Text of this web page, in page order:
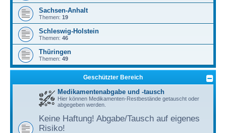
Sachsen-Anhalt
Themen: 19
Schleswig-Holstein
Themen: 46
Thüringen
Themen: 49
Geschützter Bereich
Medikamentenabgabe und -tausch
Hier können Medikamenten-Restbestände getauscht oder
abgegeben werden.
Keine Haftung! Abgabe/Tausch auf eigenes
Risiko!